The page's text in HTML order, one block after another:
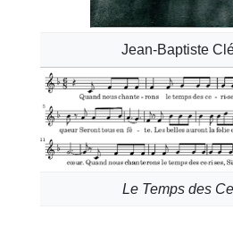
Jean-Baptiste
Le Temps des